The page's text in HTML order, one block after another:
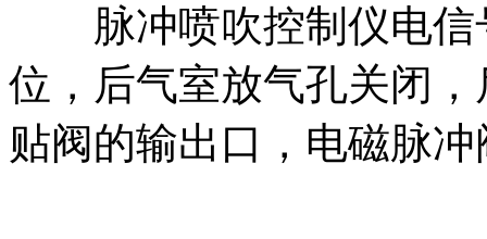
脉冲喷吹控制仪电信
位，后气室放气孔关闭
贴阀的输出口，电磁脉